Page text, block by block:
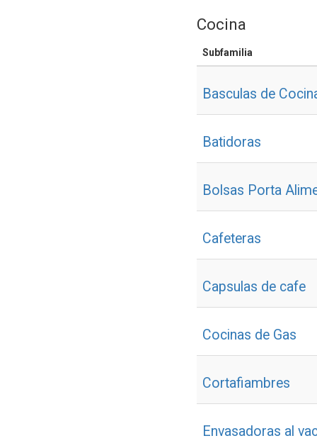
Cocina
Subfamilia
Basculas de
Batidoras
Bolsas Porta
Cafeteras
Capsulas de cafe
Cocinas de Gas
Cortafiambres
Envasadoras al